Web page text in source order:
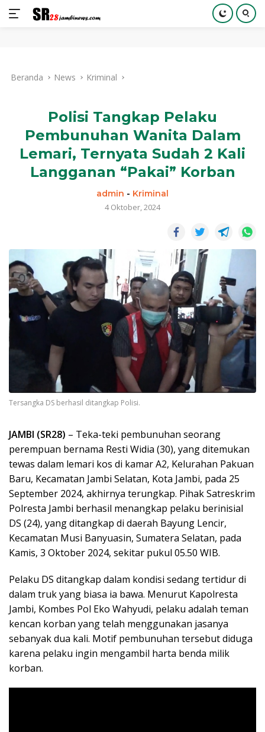
kontenBeranda News Kriminal
Polisi Tangkap Pelaku
Pembunuhan Wanita Dalam
Lemari, Ternyata Sudah 2 Kali
Langganan “Pakai” Korban
admin - Kriminal
4 Oktober, 2024
Tersangka DS berhasil ditangkap Polisi.
JAMBI (SR28) – Teka-teki pembunuhan seorang
perempuan bernama Resti Widia (30), yang ditemukan
tewas dalam lemari kos di kamar A2, Kelurahan Pakuan
Baru, Kecamatan Jambi Selatan, Kota Jambi, pada 25
September 2024, akhirnya terungkap. Pihak Satreskrim
Polresta Jambi berhasil menangkap pelaku berinisial
DS (24), yang ditangkap di daerah Bayung Lencir,
Kecamatan Musi Banyuasin, Sumatera Selatan, pada
Kamis, 3 Oktober 2024, sekitar pukul 05.50 WIB.
Pelaku DS ditangkap dalam kondisi sedang tertidur di
dalam truk yang biasa ia bawa. Menurut Kapolresta
Jambi, Kombes Pol Eko Wahyudi, pelaku adalah teman
kencan korban yang telah menggunakan jasanya
sebanyak dua kali. Motif pembunuhan tersebut diduga
karena pelaku ingin mengambil harta benda milik
korban.